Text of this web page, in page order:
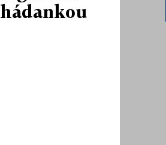
hádankou